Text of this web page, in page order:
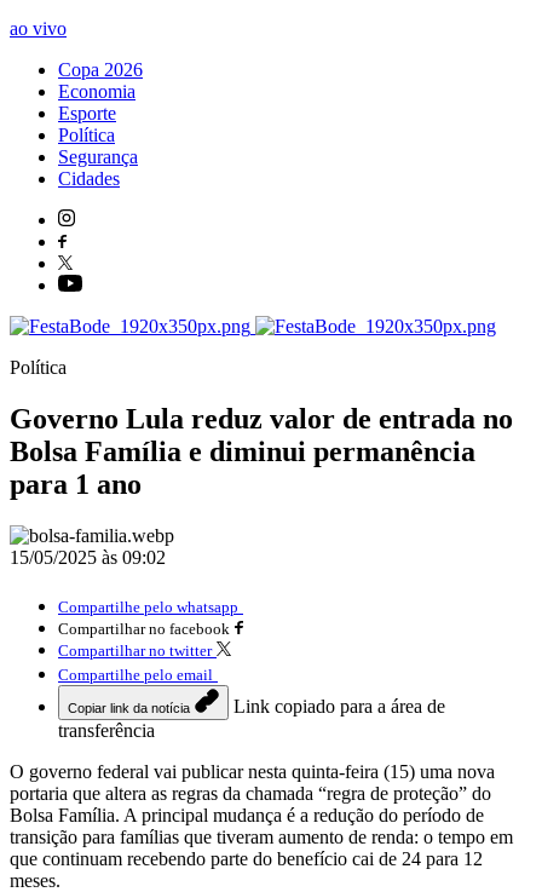
ao vivo
Copa 2026
Economia
Esporte
Política
Segurança
Cidades
Política
Governo Lula reduz valor de entrada no
Bolsa Família e diminui permanência
para 1 ano
15/05/2025 às 09:02
Compartilhe pelo whatsapp
Compartilhar no facebook
Compartilhar no twitter
Compartilhe pelo email
Copiar link da notícia
Link copiado para a área de
transferência
O governo federal vai publicar nesta quinta-feira (15) uma nova
portaria que altera as regras da chamada “regra de proteção” do
Bolsa Família. A principal mudança é a redução do período de
transição para famílias que tiveram aumento de renda: o tempo em
que continuam recebendo parte do benefício cai de 24 para 12
meses.